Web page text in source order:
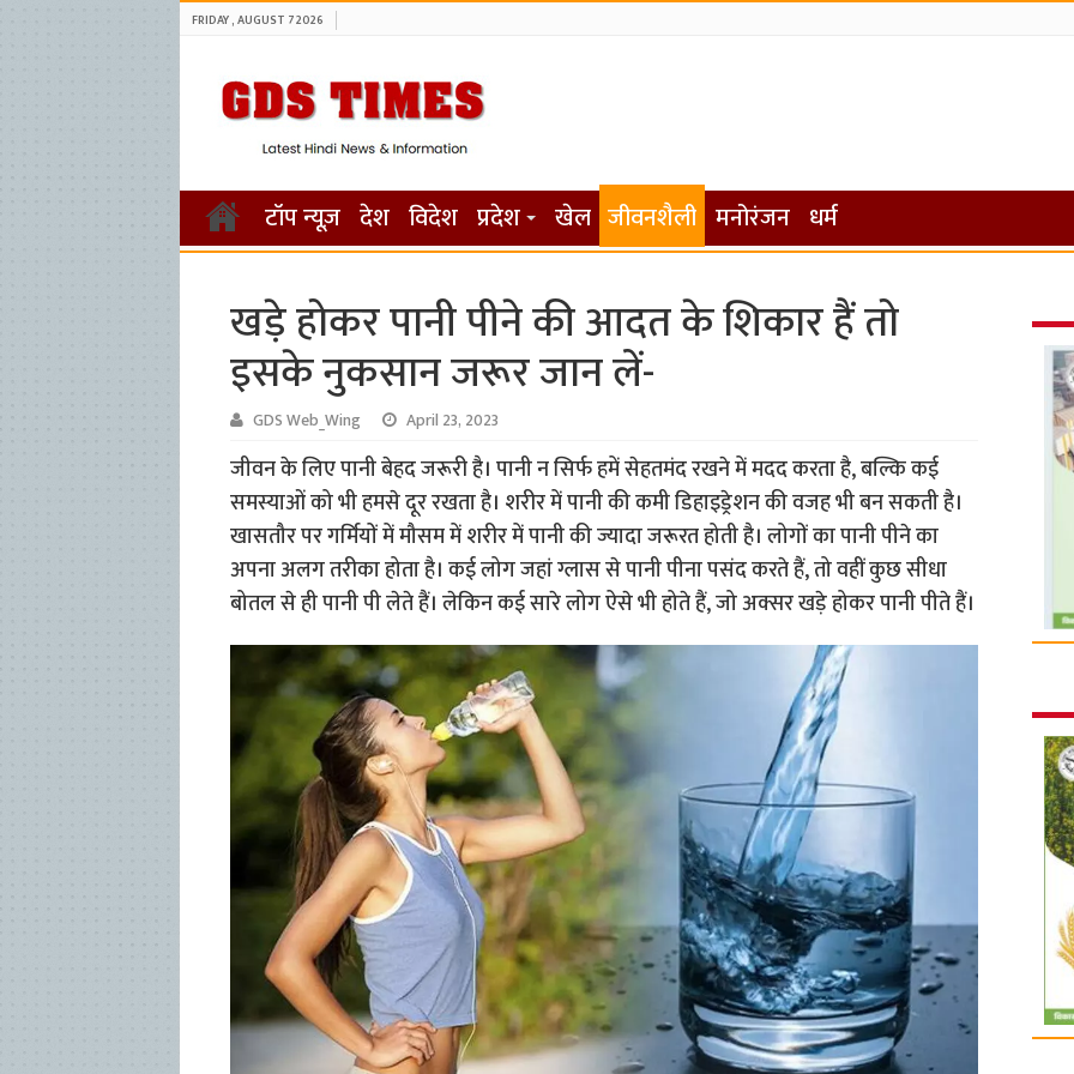
FRIDAY , AUGUST 7 2026
टॉप न्यूज़ देश विदेश प्रदेश खेल जीवनशैली मनोरंजन धर्म
खड़े होकर पानी पीने की आदत के शिकार हैं तो
इसके नुकसान जरूर जान लें-
GDS Web_Wing April 23, 2023
जीवन के लिए पानी बेहद जरूरी है। पानी न सिर्फ हमें सेहतमंद रखने में मदद करता है, बल्कि कई
समस्याओं को भी हमसे दूर रखता है। शरीर में पानी की कमी डिहाइड्रेशन की वजह भी बन सकती है।
खासतौर पर गर्मियों में मौसम में शरीर में पानी की ज्यादा जरूरत होती है। लोगों का पानी पीने का
अपना अलग तरीका होता है। कई लोग जहां ग्लास से पानी पीना पसंद करते हैं, तो वहीं कुछ सीधा
बोतल से ही पानी पी लेते हैं। लेकिन कई सारे लोग ऐसे भी होते हैं, जो अक्सर खड़े होकर पानी पीते हैं।